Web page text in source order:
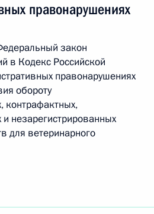
правонарушениях
закон
в Кодекс Российской
правонарушениях
обороту
контрафактных,
незарегистрированных
для ветеринарного